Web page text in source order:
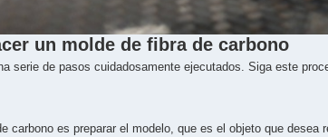
un molde de fibra de carbono
serie de pasos cuidadosamente ejecutados. Siga este
carbono es preparar el modelo, que es el objeto que